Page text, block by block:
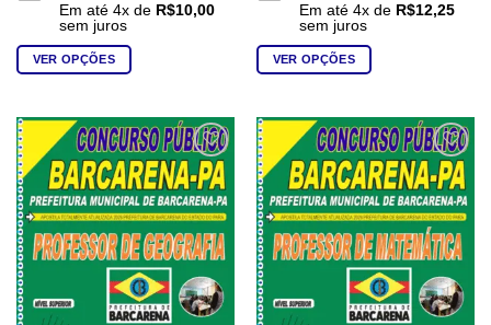
Em até 4x de R$10,00
sem juros
VER OPÇÕES
tem
várias
variantes.
As
opções
podem
ser
escolhidas
na
Em até 4x de R$12,25
sem juros
VER OPÇÕES
tem
várias
variantes.
As
opções
podem
ser
escolhidas
na
Add to
wishlist
Add to
wishlist